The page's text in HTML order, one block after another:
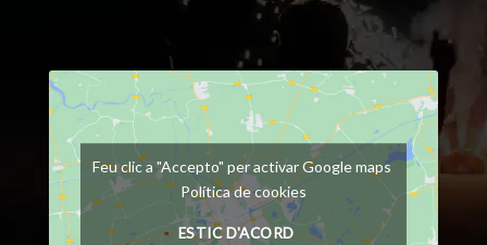
Feu clic a "Accepto" per activar Google maps
Política de cookies
ESTIC D'ACORD